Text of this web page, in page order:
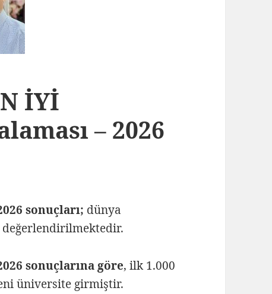
İYİ
– 2026
sonuçları; dünya
değerlendirilmektedir.
sonuçlarına göre, ilk 1.000
üniversite girmiştir.